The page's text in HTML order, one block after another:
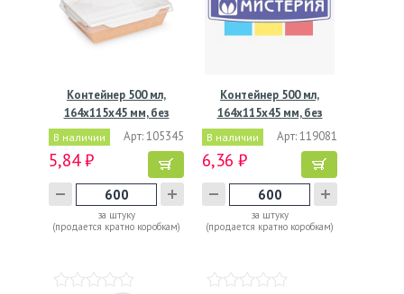
Контейнер 500 мл,
164х115х45 мм, без
окна,…
В наличии Арт: 105345
5,84 ₽
за штуку
(продается кратно коробкам)
Контейнер 500 мл,
164х115х45 мм, без
окна,…
В наличии Арт: 119081
6,36 ₽
за штуку
(продается кратно коробкам)